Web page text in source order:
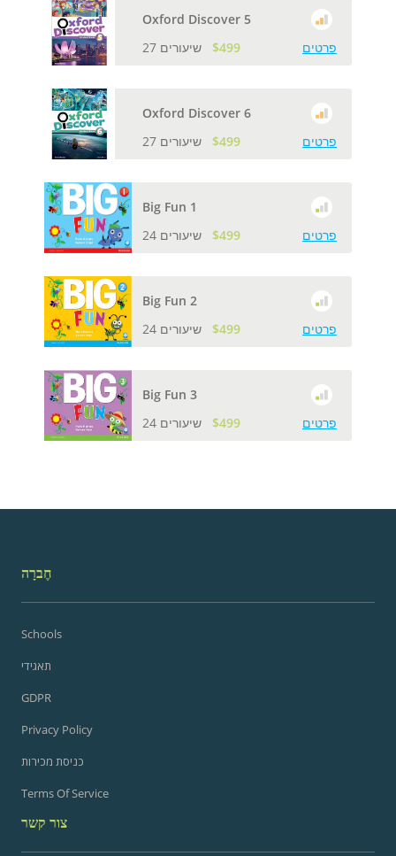
Oxford Discover 5
$499 פרטים
Oxford Discover 6
$499 פרטים
Big Fun 1
$499 פרטים
Big Fun 2
$499 פרטים
Big Fun 3
$499 פרטים
חֶברָה
Schools
תאגידי
GDPR
Privacy Policy
כניסת מכירות
Terms Of Service
צור קשר